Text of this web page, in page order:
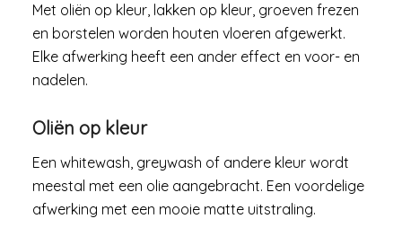
Met oliën op kleur, lakken op kleur, groeven frezen
en borstelen worden houten vloeren afgewerkt.
Elke afwerking heeft een ander effect en voor- en
nadelen.
Oliën op kleur
Een whitewash, greywash of andere kleur wordt
meestal met een olie aangebracht. Een voordelige
afwerking met een mooie matte uitstraling.